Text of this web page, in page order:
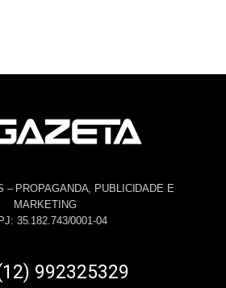
– PROPAGANDA, PUBLICIDADE E
MARKETING
35.182.743/0001-04
992325329